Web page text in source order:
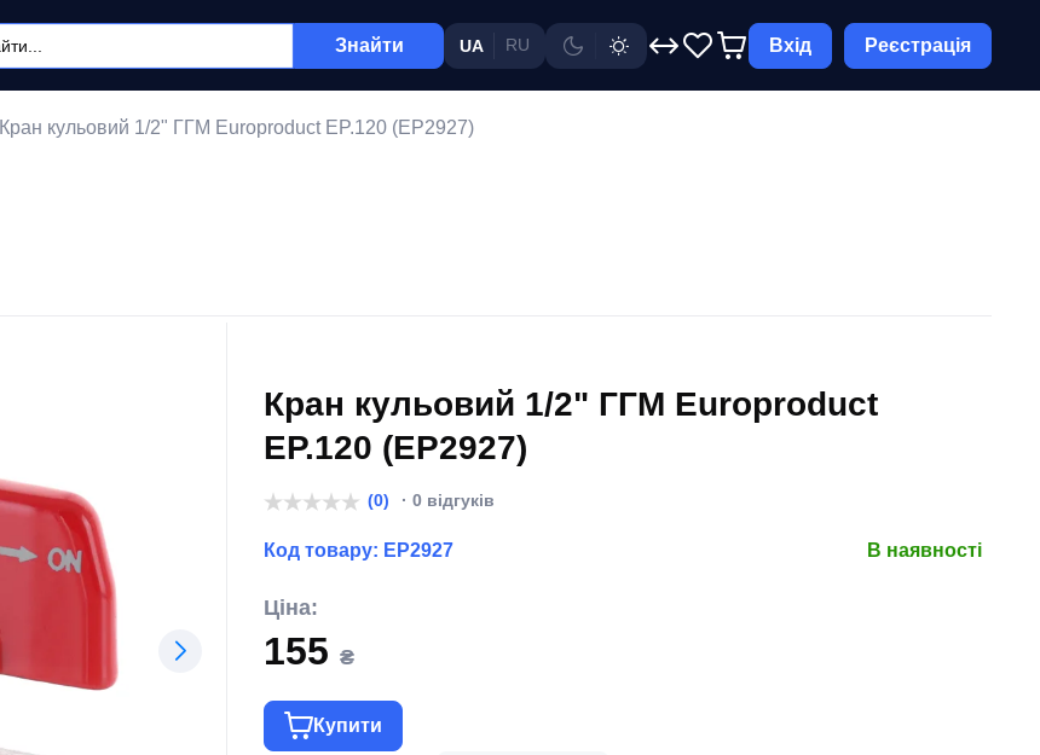
Знайти UA RU Вхід Реєстрація
Кран кульовий 1/2" ГГМ Europroduct EP.120 (EP2927)
Кран кульовий 1/2" ГГМ Europroduct
EP.120 (EP2927)
(0) · 0 відгуків
Код товару: EP2927 В наявності
Ціна:
155 ₴
Купити